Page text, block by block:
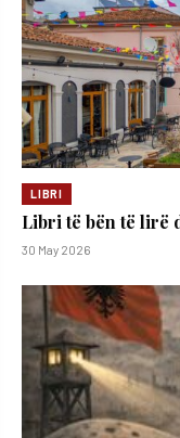
LIBRI
Libri të bën të lirë
30 May 2026